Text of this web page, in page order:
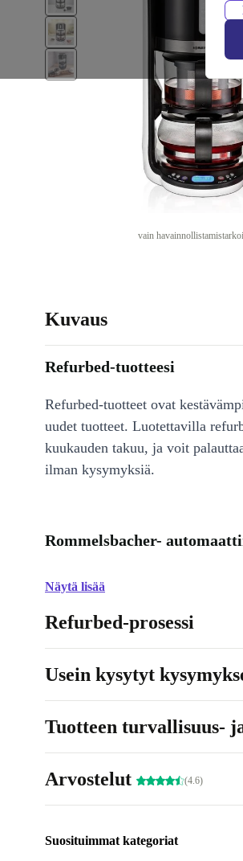
vain
Kuvaus
Refurbed-tuotteesi
Refurbed-tuotteet ovat
uudet tuotteet. Luotettavilla
kuukauden takuu, ja voit
ilman kysymyksiä.
Rommelsbacher-
Näytä lisää
Refurbed-prosessi
Usein kysytyt
Tuotteen turvallisuus-
Arvostelut (4.6)
Suosituimmat kategoriat